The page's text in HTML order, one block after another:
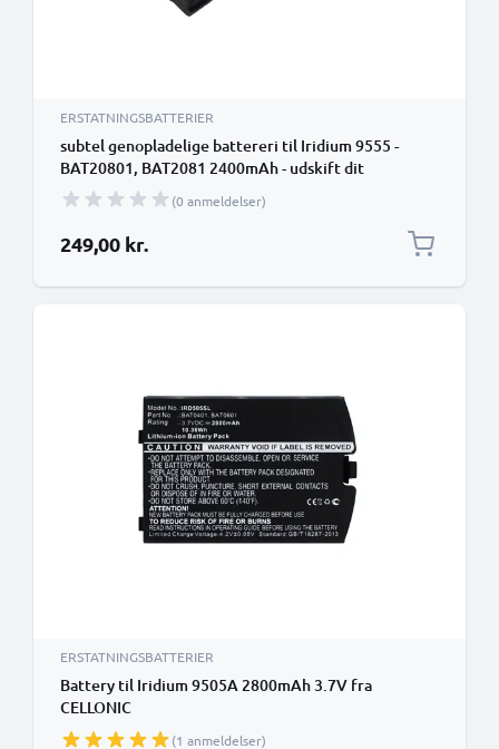
ERSTATNINGSBATTERIER
subtel genopladelige battereri til Iridium 9555 -
BAT20801, BAT2081 2400mAh - udskift dit
mobilbatteri
(0 anmeldelser)
249,00 kr.
ERSTATNINGSBATTERIER
Battery til Iridium 9505A 2800mAh 3.7V fra
CELLONIC
(1 anmeldelser)